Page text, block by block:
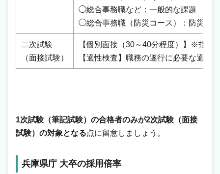
◯総合事務職など：一般的な課題
◯総合事務職（防災コース）：防災、
二次試験
（面接試験）
【個別面接（30～40分程度）】※指定
【適性検査】職務の遂行に必要な適性
1次試験（筆記試験）の合格者のみが2次試験（面接
試験）の対象となる点に留意しましょう。
兵庫県庁 大卒の採用倍率